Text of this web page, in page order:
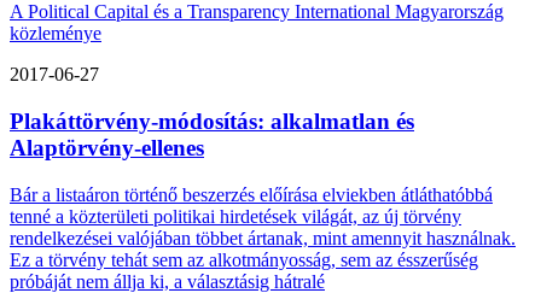
A Political Capital és a Transparency International Magyarország
közleménye
2017-06-27
Plakáttörvény-módosítás: alkalmatlan és
Alaptörvény-ellenes
Bár a listaáron történő beszerzés előírása elviekben átláthatóbbá
tenné a közterületi politikai hirdetések világát, az új törvény
rendelkezései valójában többet ártanak, mint amennyit használnak.
Ez a törvény tehát sem az alkotmányosság, sem az ésszerűség
próbáját nem állja ki, a választásig hátralé